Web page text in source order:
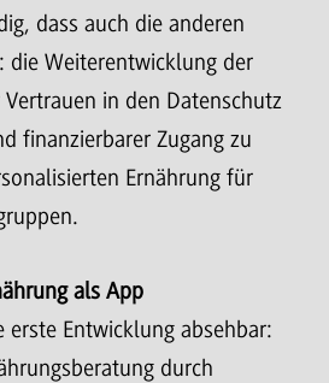
dass auch die anderen
die Weiterentwicklung der
in den Datenschutz
finanzierbarer Zugang zu
Ernährung für
als App
erste Entwicklung absehbar:
durch